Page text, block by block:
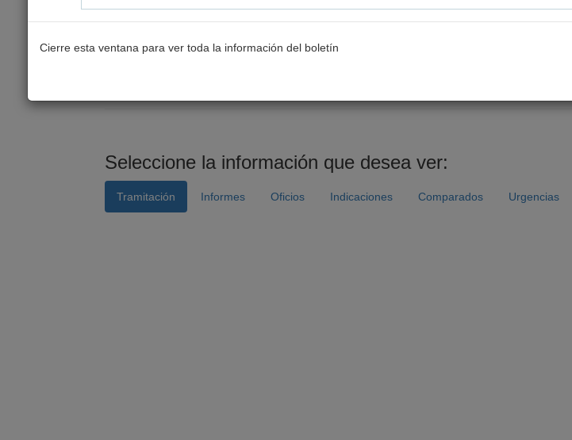
Etapa: Archivado
Seleccione la información que desea ver:
Tramitación Informes Oficios Indicaciones Comparados Urgencias
Cierre esta ventana para ver toda la información del boletín